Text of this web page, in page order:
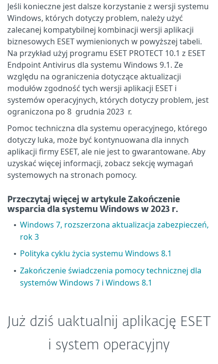
Jeśli konieczne jest dalsze korzystanie z wersji systemu
Windows, których dotyczy problem, należy użyć
zalecanej kompatybilnej kombinacji wersji aplikacji
biznesowych ESET wymienionych w powyższej tabeli.
Na przykład użyj programu ESET PROTECT 10.1 z ESET
Endpoint Antivirus dla systemu Windows 9.1. Ze
względu na ograniczenia dotyczące aktualizacji
modułów zgodność tych wersji aplikacji ESET i
systemów operacyjnych, których dotyczy problem, jest
ograniczona po 8 grudnia 2023 r.
Pomoc techniczna dla systemu operacyjnego, którego
dotyczy luka, może być kontynuowana dla innych
aplikacji firmy ESET, ale nie jest to gwarantowane. Aby
uzyskać więcej informacji, zobacz sekcję wymagań
systemowych na stronach pomocy.
Przeczytaj więcej w artykule Zakończenie
wsparcia dla systemu Windows w 2023 r.
• Windows 7, rozszerzona aktualizacja zabezpieczeń,
rok 3
• Polityka cyklu życia systemu Windows 8.1
• Zakończenie świadczenia pomocy technicznej dla
systemów Windows 7 i Windows 8.1
Już dziś uaktualnij aplikację ESET
i system operacyjny